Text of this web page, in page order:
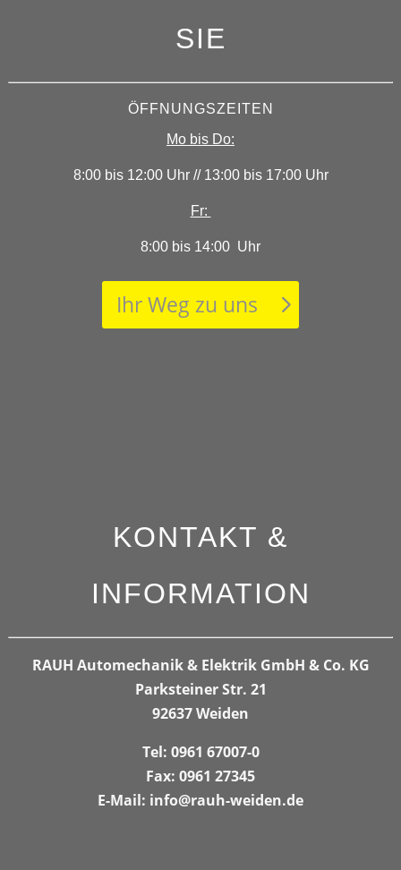
SIE
ÖFFNUNGSZEITEN
Mo bis Do:
8:00 bis 12:00 Uhr // 13:00 bis 17:00 Uhr
Fr:
8:00 bis 14:00 Uhr
Ihr Weg zu uns
KONTAKT &
INFORMATION
RAUH Automechanik & Elektrik GmbH & Co. KG
Parksteiner Str. 21
92637 Weiden
Tel: 0961 67007-0
Fax: 0961 27345
E-Mail: info@rauh-weiden.de